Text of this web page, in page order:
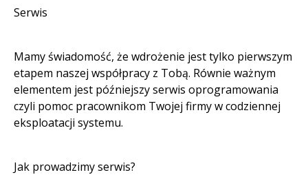
Serwis
Mamy świadomość, że wdrożenie jest tylko pierwszym
etapem naszej współpracy z Tobą. Równie ważnym
elementem jest późniejszy serwis oprogramowania
czyli pomoc pracownikom Twojej firmy w codziennej
eksploatacji systemu.
Jak prowadzimy serwis?